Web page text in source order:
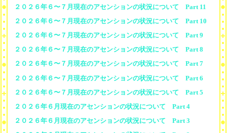
２０２６年６〜７月現在のアセンションの状況について Part 11
２０２６年６〜７月現在のアセンションの状況について Part 10
２０２６年６〜７月現在のアセンションの状況について Part 9
２０２６年６〜７月現在のアセンションの状況について Part 8
２０２６年６〜７月現在のアセンションの状況について Part 7
２０２６年６〜７月現在のアセンションの状況について Part 6
２０２６年６〜７月現在のアセンションの状況について Part 5
２０２６年６月現在のアセンションの状況について Part 4
２０２６年６月現在のアセンションの状況について Part 3